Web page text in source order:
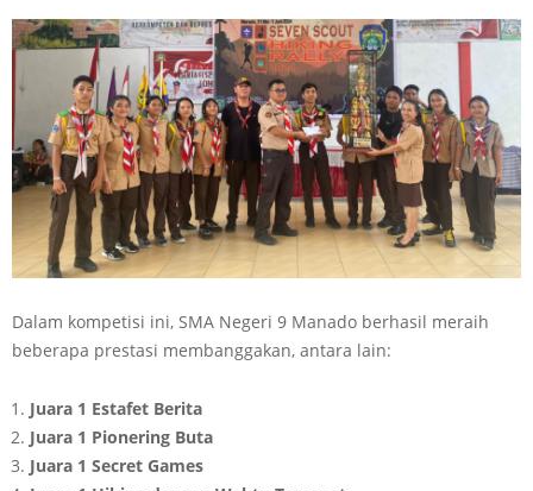
Dalam kompetisi ini, SMA Negeri 9 Manado berhasil meraih
beberapa prestasi membanggakan, antara lain:
Juara 1 Estafet Berita
Juara 1 Pionering Buta
Juara 1 Secret Games